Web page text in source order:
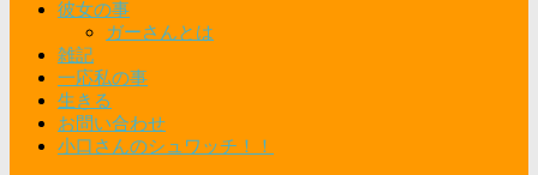
彼女の事
ガーさんとは
雑記
一応私の事
生きる
お問い合わせ
小口さんのシュワッチ！！